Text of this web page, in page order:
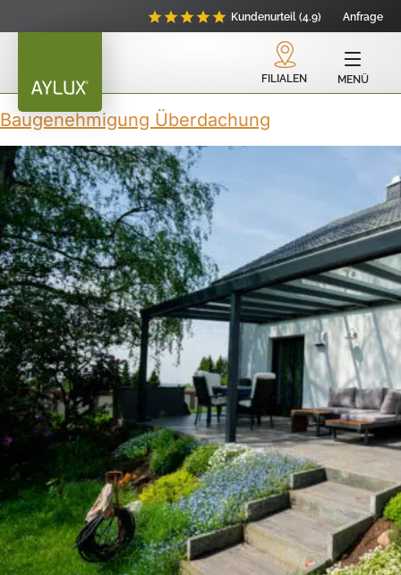
Kundenurteil (4.9) Anfrage
FILIALEN MENÜ
Baugenehmigung Überdachung